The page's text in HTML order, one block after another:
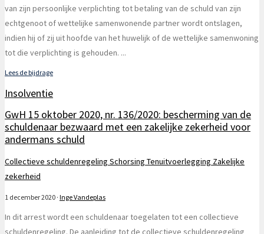
van zijn persoonlijke verplichting tot betaling van de schuld van zijn
echtgenoot of wettelijke samenwonende partner wordt ontslagen,
indien hij of zij uit hoofde van het huwelijk of de wettelijke samenwoning
tot die verplichting is gehouden. ...
Lees de bijdrage
Insolventie
GwH 15 oktober 2020, nr. 136/2020: bescherming van de
schuldenaar bezwaard met een zakelijke zekerheid voor
andermans schuld
Collectieve schuldenregeling Schorsing Tenuitvoerlegging Zakelijke
zekerheid
1 december 2020 · Inge Vandeplas
In dit arrest wordt een schuldenaar toegelaten tot een collectieve
schuldenregeling. De aanleiding tot de collectieve schuldenregeling